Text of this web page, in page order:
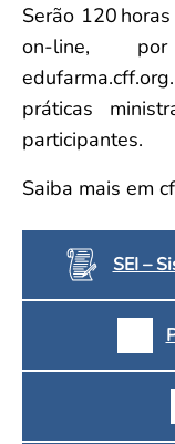
Serão 120
on-line,
práticas
participantes.
Saiba mais em
SEI –